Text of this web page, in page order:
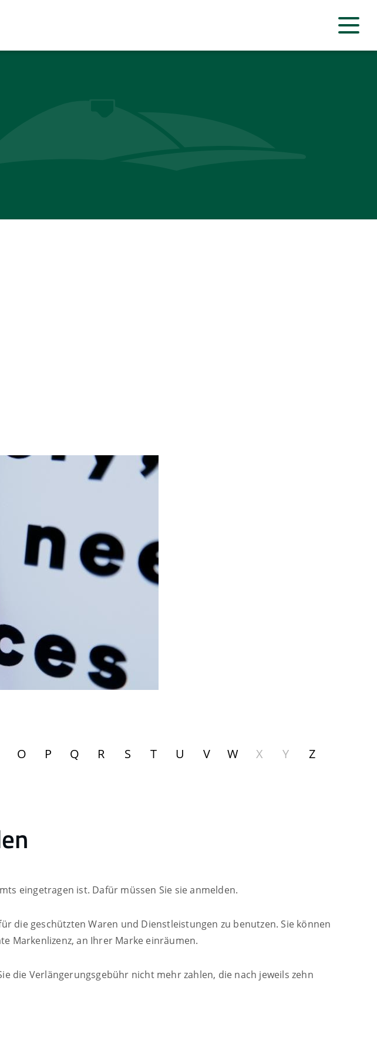
O P Q R S T U V W X Y Z
eingetragen ist. Dafür müssen Sie sie anmelden.
die geschützten Waren und Dienstleistungen zu benutzen. Sie können
Markenlizenz, an Ihrer Marke einräumen.
die Verlängerungsgebühr nicht mehr zahlen, die nach jeweils zehn